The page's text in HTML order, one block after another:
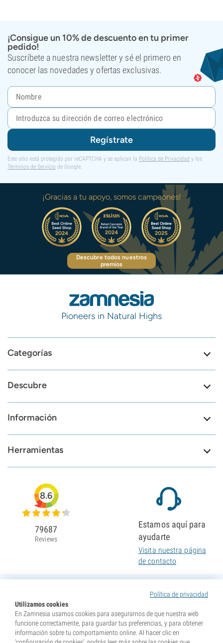
¡Consigue un 10% de descuento en tu primer
pedido!
Suscríbete a nuestra newsletter y sé el primero en
conocer las novedades y ofertas exclusivas.
Regístrate
Este sitio está protegido por reCAPTCHA y se aplican la Política de Privacidad y los
Términos de Servicio de Google.
¡Gracias a tu apoyo, somos campeones!
Descubre todos nuestros
premios
Pioneers in Natural Highs
Categorías
Descubre
Información
Herramientas
Política de privacidad
Utilizamos cookies
En Zamnesia usamos cookies para asegurarnos de que nuestra web
funcione correctamente, para guardar tus preferencias, y para obtener
información sobre tu comportamiento online. Al hacer clic en
8.6
79687
Reviews
Estamos aquí para
ayudarte
Visita nuestra página
de contacto